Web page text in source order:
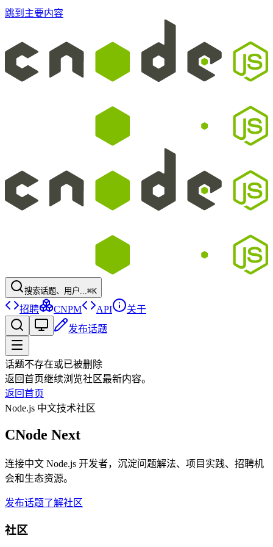
跳到主要内容
搜索话题、用户...⌘K
招聘 CNPM API
关于
发布话题
话题不存在或已被删除
返回首页继续浏览社区最新内容。
返回首页
Node.js 中文技术社区
CNode Next
连接中文 Node.js 开发者，沉淀问题解法、项目实践、招聘机
会和生态资源。
发布话题了解社区
社区